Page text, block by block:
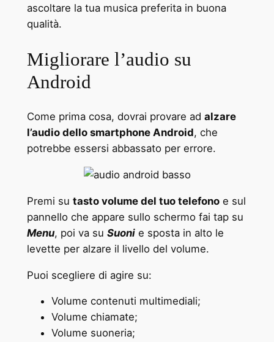
ascoltare la tua musica preferita in buona
qualità.
Migliorare l’audio su
Android
Come prima cosa, dovrai provare ad alzare
l’audio dello smartphone Android, che
potrebbe essersi abbassato per errore.
Premi su tasto volume del tuo telefonoe sul
pannello che appare sullo schermo fai tap su
Menu, poi va su Suonie sposta in alto le
levette per alzare il livello del volume.
Puoi scegliere di agire su:
Volume contenuti multimediali;
Volume chiamate;
Volume suoneria;